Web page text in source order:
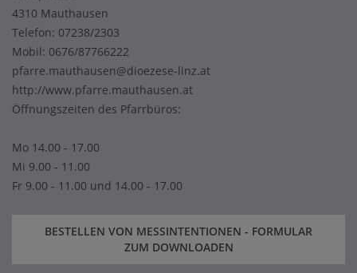
4310 Mauthausen
Telefon: 07238/2303
Mobil: 0676/87766222
pfarre.mauthausen@dioezese-linz.at
http://www.pfarre.mauthausen.at
Öffnungszeiten des Pfarrbüros:
Mo 14.00 - 17.00
Mi 9.00 - 11.00
Fr 9.00 - 11.00 und 14.00 - 17.00
BESTELLEN VON MESSINTENTIONEN - FORMULAR
ZUM DOWNLOADEN